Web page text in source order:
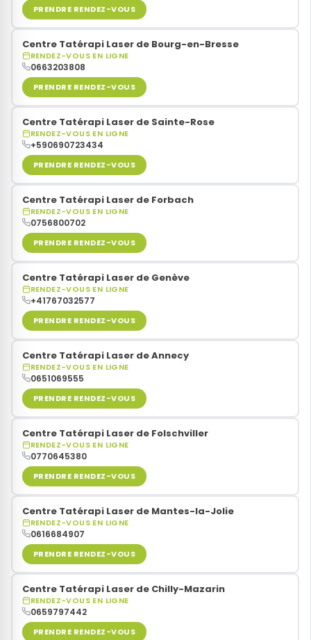
PRENDRE RENDEZ-VOUS
Centre Tatérapi Laser de Bourg-en-Bresse
RENDEZ-VOUS EN LIGNE
0663203808
PRENDRE RENDEZ-VOUS
Centre Tatérapi Laser de Sainte-Rose
RENDEZ-VOUS EN LIGNE
+590690723434
PRENDRE RENDEZ-VOUS
Centre Tatérapi Laser de Forbach
RENDEZ-VOUS EN LIGNE
0756800702
PRENDRE RENDEZ-VOUS
Centre Tatérapi Laser de Genève
RENDEZ-VOUS EN LIGNE
+41767032577
PRENDRE RENDEZ-VOUS
Centre Tatérapi Laser de Annecy
RENDEZ-VOUS EN LIGNE
0651069555
PRENDRE RENDEZ-VOUS
Centre Tatérapi Laser de Folschviller
RENDEZ-VOUS EN LIGNE
0770645380
PRENDRE RENDEZ-VOUS
Centre Tatérapi Laser de Mantes-la-Jolie
RENDEZ-VOUS EN LIGNE
0616684907
PRENDRE RENDEZ-VOUS
Centre Tatérapi Laser de Chilly-Mazarin
RENDEZ-VOUS EN LIGNE
0659797442
PRENDRE RENDEZ-VOUS